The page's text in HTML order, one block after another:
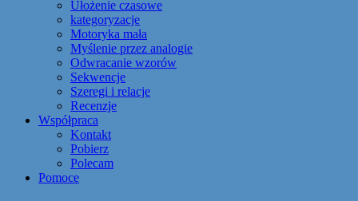
Ułożenie czasowe
kategoryzacje
Motoryka mała
Myślenie przez analogie
Odwracanie wzorów
Sekwencje
Szeregi i relacje
Recenzje
Współpraca
Kontakt
Pobierz
Polecam
Pomoce